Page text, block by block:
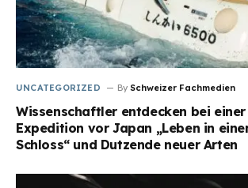
UNCATEGORIZED By Schweizer Fachmedien
Wissenschaftler entdecken bei
Expedition vor Japan „Leben in
Schloss“ und Dutzende neuer Arten